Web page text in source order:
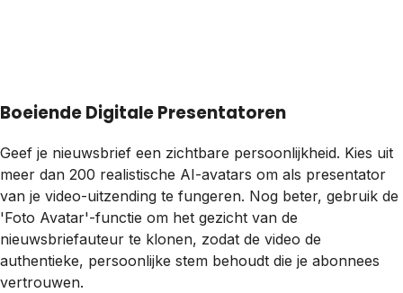
Boeiende Digitale Presentatoren
Geef je nieuwsbrief een zichtbare persoonlijkheid. Kies uit
meer dan 200 realistische AI-avatars om als presentator
van je video-uitzending te fungeren. Nog beter, gebruik de
'Foto Avatar'-functie om het gezicht van de
nieuwsbriefauteur te klonen, zodat de video de
authentieke, persoonlijke stem behoudt die je abonnees
vertrouwen.